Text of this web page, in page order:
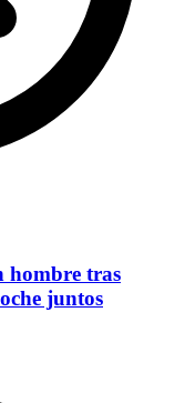
hombre tras
juntos